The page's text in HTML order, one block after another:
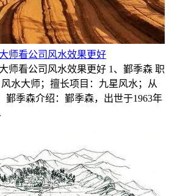
师看公司风水效果更好
师看公司风水效果更好 1、鄞季森 职
水大师；擅长项目：九星风水；从
鄞季森介绍：鄞季森，出世于1963年